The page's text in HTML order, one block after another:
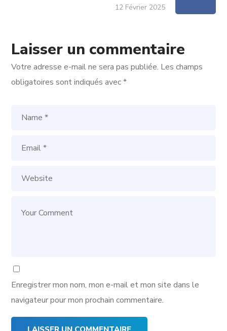
12 Février 2025
Laisser un commentaire
Votre adresse e-mail ne sera pas publiée. Les champs
obligatoires sont indiqués avec*
Enregistrer mon nom, mon e-mail et mon site dans le
navigateur pour mon prochain commentaire.